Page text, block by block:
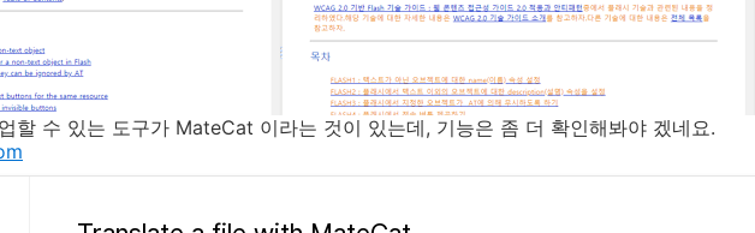
할 수 있는 도구가 MateCat 이라는 것이 있는데, 기능은 좀 더 확인해봐야 겠네요.